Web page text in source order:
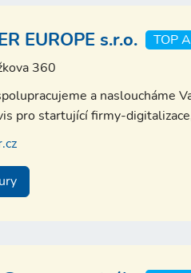
EUROPE s.r.o.
TOP
360
a nasloucháme
pro startující firmy-